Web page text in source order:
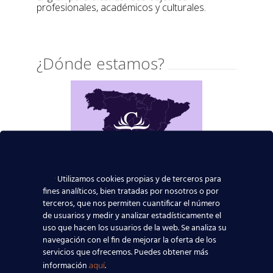
profesionales, académicos y culturales.
¿Dónde estamos?
Utilizamos cookies propias y de terceros para
fines analíticos, bien tratadas por nosotros o por
terceros, que nos permiten cuantificar el número
de usuarios y medir y analizar estadísticamente el
uso que hacen los usuarios de la web. Se analiza su
navegación con el fin de mejorar la oferta de los
servicios que ofrecemos. Puedes obtener más
información aquí.